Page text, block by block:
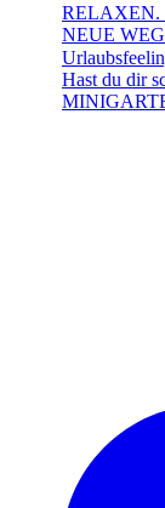
RELAXEN.
NEUE
Hast du dir